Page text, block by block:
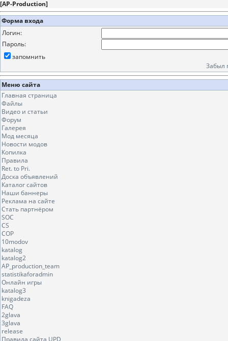
[AP-Production]
Форма входа
Логин:
Пароль:
запомнить
Забыл
Меню сайта
Главная страница
Файлы
Видео и статьи
Форум
Галерея
Мод месяца
Новости модов
Копилка
Правила
Ret. to Pri.
Доска объявлений
Каталог сайтов
Наши баннеры
Реклама на сайте
Стать партнёром
SOC
CS
COP
10modov
katalog
katalog2
AP_production_team
statistikaforadmin
Онлайн игры
katalog3
knigadeza
FAQ
2glava
3glava
release
Правила сайта UPD